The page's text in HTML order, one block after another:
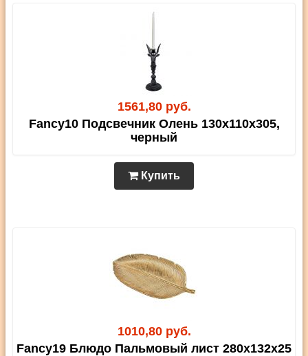
1561,80 руб.
Fancy10 Подсвечник Олень 130х110х305,
черный
Купить
1010,80 руб.
Fancy19 Блюдо Пальмовый лист 280х132х25